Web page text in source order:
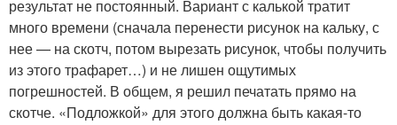
результат не постоянный. Вариант с калькой тратит
много времени (сначала перенести рисунок на кальку, с
нее — на скотч, потом вырезать рисунок, чтобы получить
из этого трафарет…) и не лишен ощутимых
погрешностей. В общем, я решил печатать прямо на
скотче. «Подложкой» для этого должна быть какая-то